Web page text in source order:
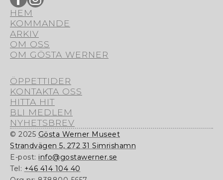
HEM
KOMMANDE
ARKIV
OM OSS
OM GÖSTA WERNER
ÖPPETTIDER
KONTAKTA OSS
HITTA HIT
BLI MEDLEM
NYHETSBREV
© 2025 Gösta Werner Museet
Strandvägen 5, 272 31 Simrishamn
E-post: info@gostawerner.se
Tel: +46 414 104 40